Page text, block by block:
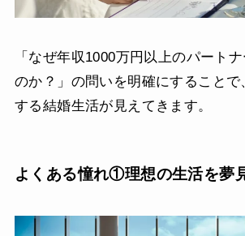
「なぜ年収1000万円以上のパート
のか？」の問いを明確にすることで
する結婚生活が見えてきます。
よくある憧れ①理想の生活を夢